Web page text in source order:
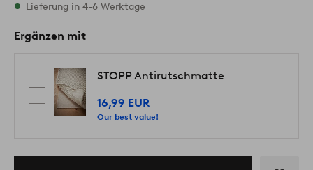
Alle Größen vorrätig
Lieferung in 4-6 Werktage
Ergänzen mit
STOPP Antirutschmatte
16,99 EUR
Our best value!